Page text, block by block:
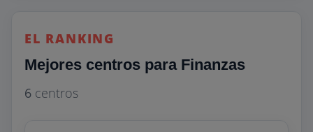
EL RANKING
Mejores centros para Finanzas
6 centros